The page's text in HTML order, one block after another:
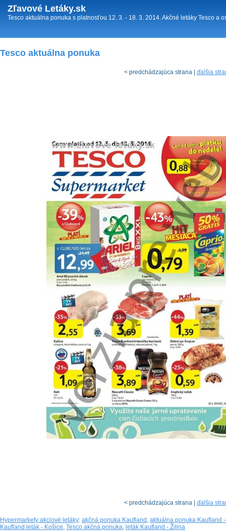
Zľavové Letáky.sk
Tesco aktuálna ponuka s platnosťou 12. 3. - 18. 3. 2014. Akčné letáky Tesco
Tesco aktuálna ponuka
< predchádzajúca strana | ďalšia
< predchádzajúca strana | ďalšia
Hypermarkety akciové letáky: akčná ponuka Kaufland , aktuálna ponuka Kaufland
Kaufland leták - Košice, Tesco akčná ponuka, leták Kaufland - Žilina